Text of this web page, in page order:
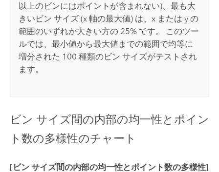
以上のビンにはポイントが含まれない)、最も大
きいビン サイズ (x 軸の最大値) は、x または y の
範囲のいずれか大きい方の 25% です。 このツー
ルでは、最小値から最大値までの範囲で均等に
増分された 100 種類のビン サイズがテストされ
ます。
ビン サイズ間の内部の均一性とポイン
ト数の多様性のチャート
[ビン サイズ間の内部の均一性とポイント数の多様性]